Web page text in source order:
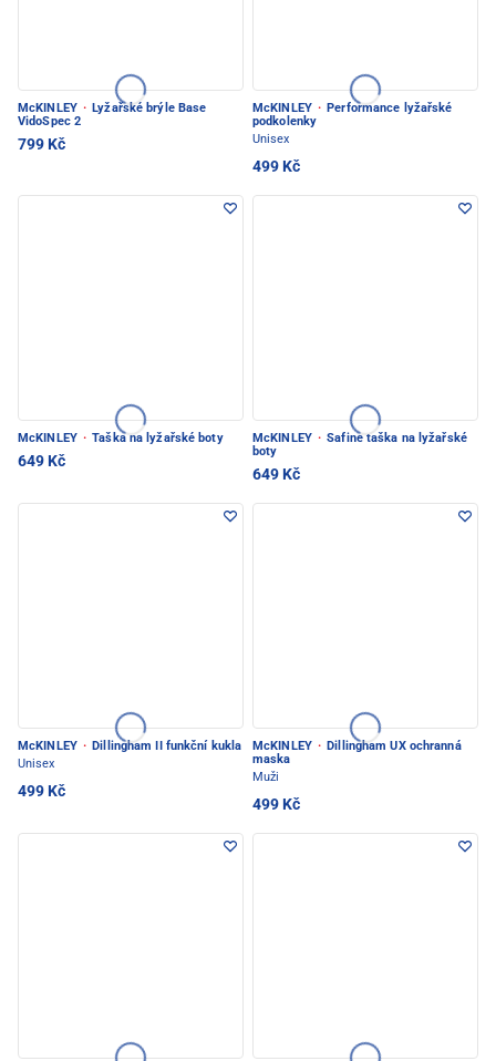
McKINLEY · Lyžařské brýle Base
VidoSpec 2
799 Kč
McKINLEY · Performance lyžařské
podkolenky
Unisex
499 Kč
McKINLEY · Taška na lyžařské boty
649 Kč
McKINLEY · Safine taška na lyžařské
boty
649 Kč
McKINLEY · Dillingham II funkční kukla
Unisex
499 Kč
McKINLEY · Dillingham UX ochranná
maska
Muži
499 Kč